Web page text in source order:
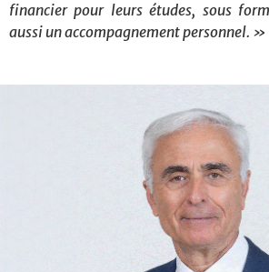
financier pour leurs études, sous
aussi un accompagnement personnel. »